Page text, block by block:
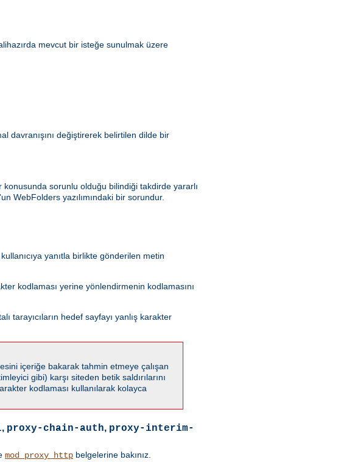
mevcut bir isteğe sunulmak üzere
davranışını değiştirerek belirtilen dilde bir
sorunlu olduğu bilindiği takdirde yararlı
WebFolders yazılımındaki bir sorundur.
yanıtla birlikte gönderilen metin
kodlaması yerine yönlendirmenin kodlamasını
tarayıcıların hedef sayfayı yanlış karakter
içeriğe bakarak tahmin etmeye çalışan
gibi) karşı siteden betik saldırılarını
kodlaması kullanılarak kolayca
, proxy-chain-auth, proxy-interim-
mod_proxy_http belgelerine bakınız.